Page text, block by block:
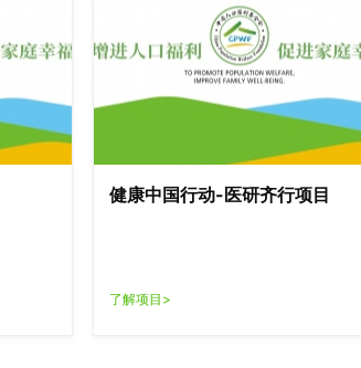
健康中国行动-医研齐行项目
了解项目>